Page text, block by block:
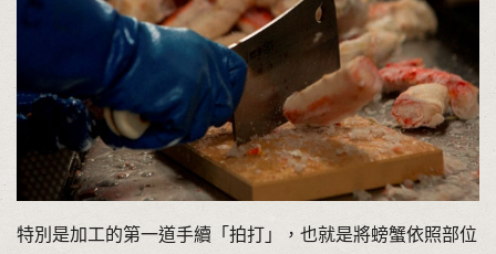
特別是加工的第一道手續「拍打」，也就是將螃蟹依照部位